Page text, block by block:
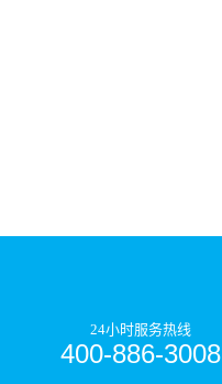
24小时服务热线
400-886-3008